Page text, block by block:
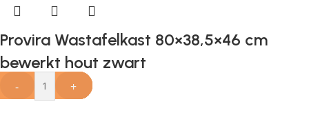
- +
- +
- +
- +
- +
- +
- +
- +
- +
- +
- +
- +
- +
- +
- +
Provira Wastafelkast 80×38,5×46 cm
bewerkt hout zwart
31.35